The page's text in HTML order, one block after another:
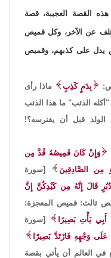
القصة العجيبة، قصة
عن الآخر، وكل قميص
يدل على كذبهم، وقميص
بِدَمٍ كَذِبٍ
ماذا رأى
الذئب" ما هذا الذئب
قبل أن يفترسه؟!
وَإِنْ كَانَ قَمِيصُهُ قُدَّ مِن
مِن الصَّادِقِينَ
[سورة
قَالَ إِنَّهُ مِن كَيْدِكُنَّ إِنَّ
يَأْتِ بَصِيرًا
[سورة
عَلَى وَجْهِهِ فَارْتَدَّ بَصِيرًا
في العالم أن يأتي بقصة